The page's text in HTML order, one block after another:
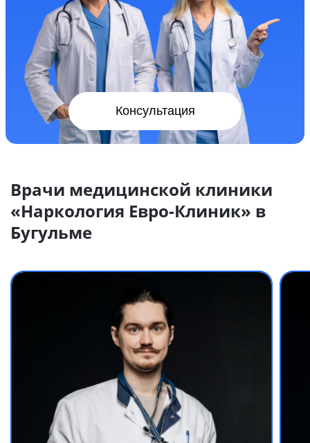
Консультация
Врачи медицинской клиники
«Наркология Евро-Клиник» в
Бугульме